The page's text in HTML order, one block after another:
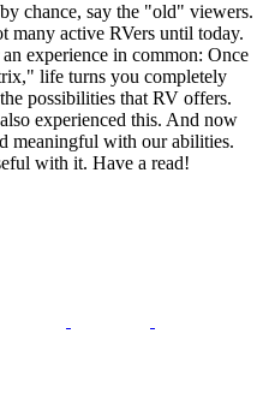
chance, say the "old" viewers.
many active RVers until today.
experience in common: Once
life turns you completely
possibilities that RV offers.
experienced this. And now
meaningful with our abilities.
with it. Have a read!